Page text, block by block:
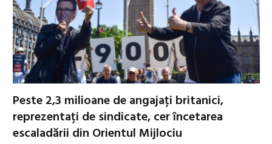
Peste 2,3 milioane de angajați britanici,
reprezentați de sindicate, cer încetarea
escaladării din Orientul Mijlociu